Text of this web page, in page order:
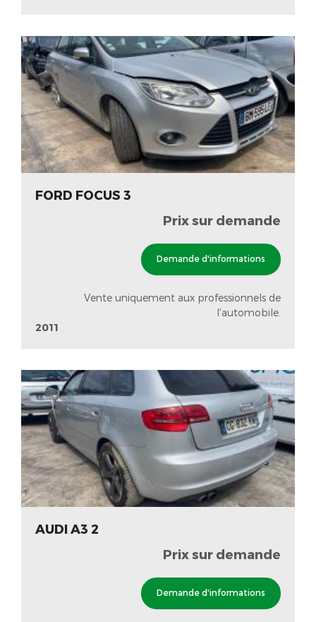
FORD FOCUS 3
Prix sur demande
Demande d'informations
Vente uniquement aux professionnels de
l'automobile.
2011
AUDI A3 2
Prix sur demande
Demande d'informations